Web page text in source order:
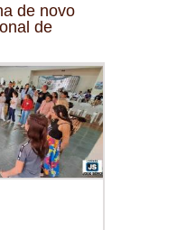
de novo
de